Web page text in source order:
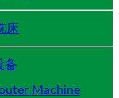
床
备
Machine